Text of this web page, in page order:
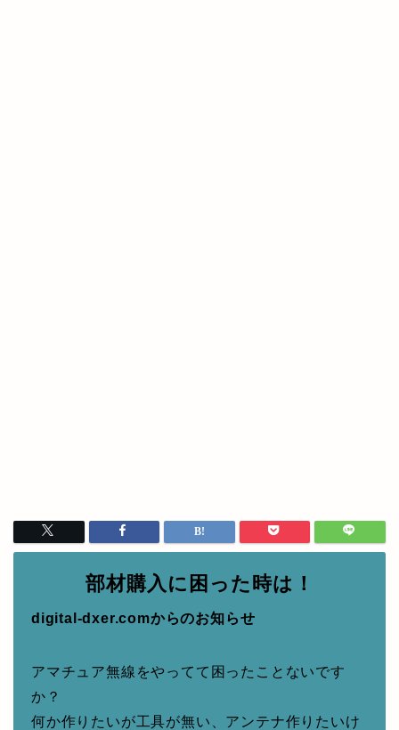
部材購入に困った時は！
digital-dxer.comからのお知らせ
アマチュア無線をやってて困ったことないです
か？
何か作りたいが工具が無い、アンテナ作りたいけ